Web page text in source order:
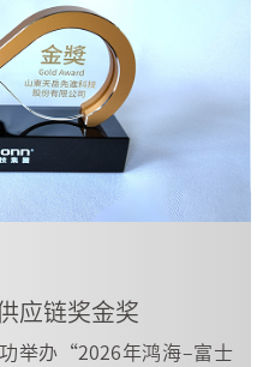
应链奖金奖
举办“2026年鸿海–富士